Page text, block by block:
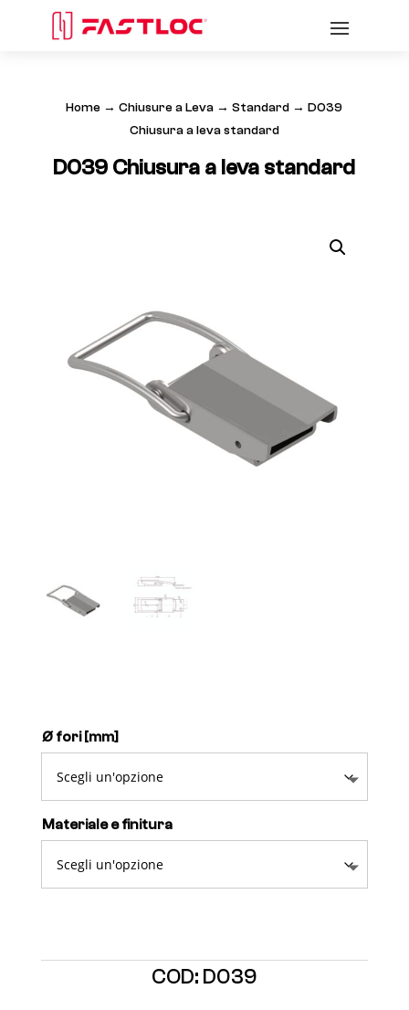
Home →Chiusure a Leva →Standard → D039
Chiusura a leva standard
D039 Chiusura a leva standard
Ø fori [mm]
Materiale e finitura
COD: D039